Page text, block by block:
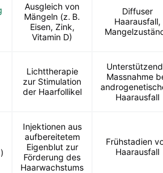
Ausgleich von
Mängeln (z. B.
Eisen, Zink,
Vitamin D)
Diffuser
Haarausfall,
Lichttherapie
zur Stimulation
der Haarfollikel
Massnahme
Haarausfall
Injektionen aus
aufbereitetem
Eigenblut zur
Förderung des
Haarwachstums
Frühstadien
Haarausfall